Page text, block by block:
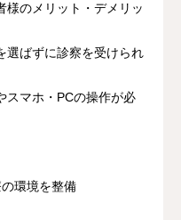
様のメリット・デメリッ
選ばずに診察を受けられ
スマホ・PCの操作が必
環境を整備